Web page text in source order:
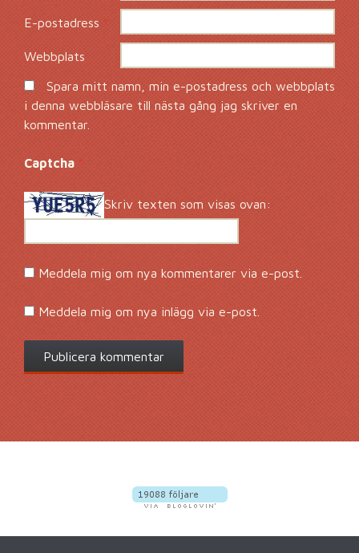
E-postadress*
Webbplats
Spara mitt namn, min e-postadress och webbplats
i denna webbläsare till nästa gång jag skriver en
kommentar.
Captcha *
Skriv texten som visas ovan:
Meddela mig om nya kommentarer via e-post.
Meddela mig om nya inlägg via e-post.